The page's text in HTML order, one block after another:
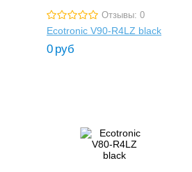
Отзывы: 0
Ecotronic V90-R4LZ black
0 руб